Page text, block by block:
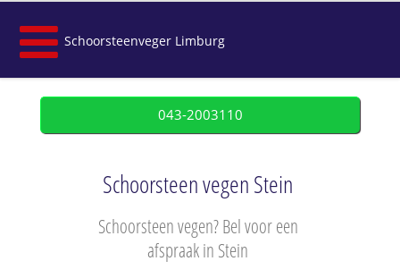
Schoorsteenveger Limburg
043-2003110
Schoorsteen vegen Stein
Schoorsteen vegen? Bel voor een
afspraak in Stein